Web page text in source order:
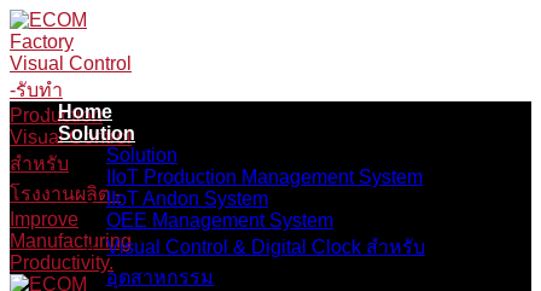
Skip
to
content
Home
Solution
Solution
IIoT Production Management System
IIoT Andon System
OEE Management System
Visual Control & Digital Clock สำหรับ
อุตสาหกรรม